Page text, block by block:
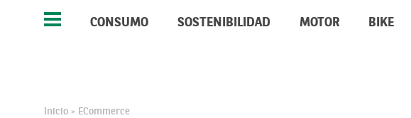
CONSUMO SOSTENIBILIDAD MOTOR BIKE
Inicio > ECommerce